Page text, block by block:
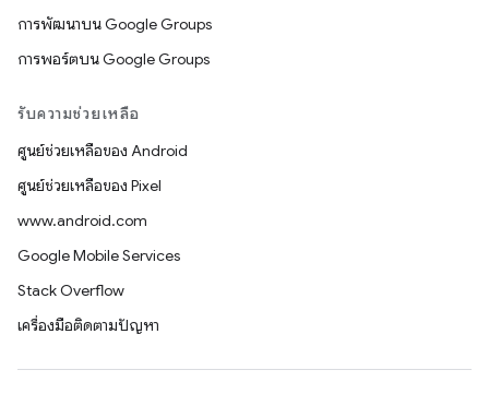
การพัฒนาบน Google Groups
การพอร์ตบน Google Groups
รับความช่วยเหลือ
ศูนย์ช่วยเหลือของ Android
ศูนย์ช่วยเหลือของ Pixel
www.android.com
Google Mobile Services
Stack Overflow
เครื่องมือติดตามปัญหา